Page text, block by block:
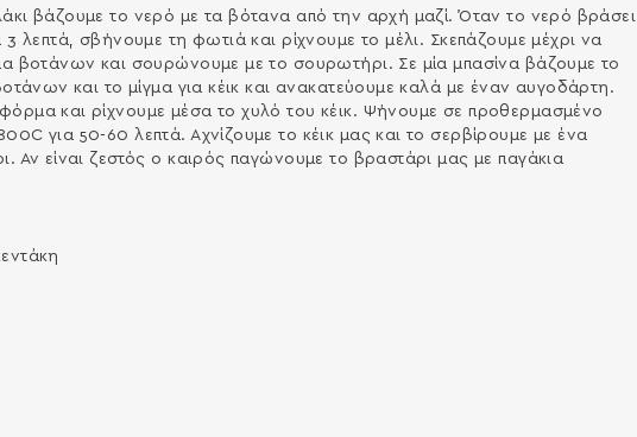
βάζουμε το νερό με τα βότανα από την αρχή μαζί. Όταν το νερό βράσει
3 λεπτά, σβήνουμε τη φωτιά και ρίχνουμε το μέλι. Σκεπάζουμε μέχρι να
βοτάνων και σουρώνουμε με το σουρωτήρι. Σε μία μπασίνα βάζουμε το
και το μίγμα για κέικ και ανακατεύουμε καλά με έναν αυγοδάρτη.
και ρίχνουμε μέσα το χυλό του κέικ. Ψήνουμε σε προθερμασμένο
για 50-60 λεπτά. Αχνίζουμε το κέικ μας και το σερβίρουμε με ένα
Αν είναι ζεστός ο καιρός παγώνουμε το βραστάρι μας με παγάκια